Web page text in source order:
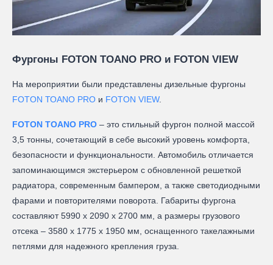
Фургоны FOTON ТОANO PRO и FOTON VIEW
На мероприятии были представлены дизельные фургоны
FOTON ТОANO PRO и FOTON VIEW.
FOTON ТОANO PRO – это стильный фургон полной массой
3,5 тонны, сочетающий в себе высокий уровень комфорта,
безопасности и функциональности. Автомобиль отличается
запоминающимся экстерьером с обновленной решеткой
радиатора, современным бампером, а также светодиодными
фарами и повторителями поворота. Габариты фургона
составляют 5990 х 2090 х 2700 мм, а размеры грузового
отсека – 3580 х 1775 х 1950 мм, оснащенного такелажными
петлями для надежного крепления груза.